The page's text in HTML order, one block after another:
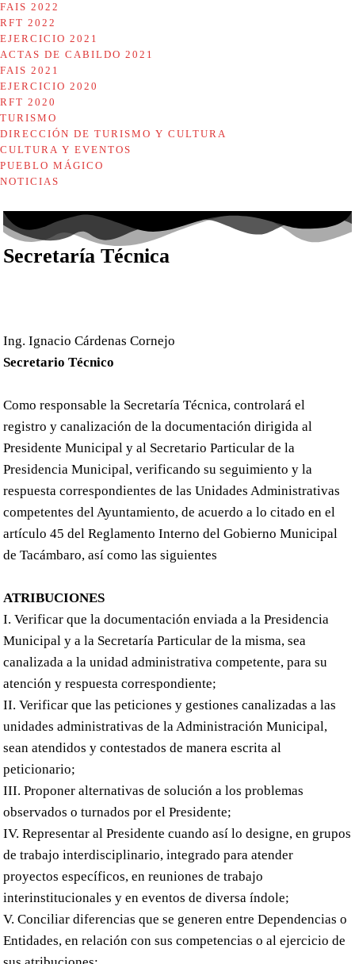
FAIS 2022
RFT 2022
EJERCICIO 2021
ACTAS DE CABILDO 2021
FAIS 2021
EJERCICIO 2020
RFT 2020
TURISMO
DIRECCIÓN DE TURISMO Y CULTURA
CULTURA Y EVENTOS
PUEBLO MÁGICO
NOTICIAS
Secretaría Técnica
Ing. Ignacio Cárdenas Cornejo
Secretario Técnico
Como responsable la Secretaría Técnica, controlará el
registro y canalización de la documentación dirigida al
Presidente Municipal y al Secretario Particular de la
Presidencia Municipal, verificando su seguimiento y la
respuesta correspondientes de las Unidades Administrativas
competentes del Ayuntamiento, de acuerdo a lo citado en el
artículo 45 delReglamento Interno del Gobierno Municipal
de Tacámbaro, así como las siguientes
ATRIBUCIONES
I. Verificar que la documentación enviada a la Presidencia
Municipal y a la Secretaría Particular de la misma, sea
canalizada a la unidad administrativa competente, para su
atención y respuesta correspondiente;
II. Verificar que las peticiones y gestiones canalizadas a las
unidades administrativas de la Administración Municipal,
sean atendidos y contestados de manera escrita al
peticionario;
III. Proponer alternativas de solución a los problemas
observados o turnados por el Presidente;
IV. Representar al Presidente cuando así lo designe, en grupos
de trabajo interdisciplinario, integrado para atender
proyectos específicos, en reuniones de trabajo
interinstitucionales y en eventos de diversa índole;
V. Conciliar diferencias que se generen entre Dependencias o
Entidades, en relación con sus competencias o al ejercicio de